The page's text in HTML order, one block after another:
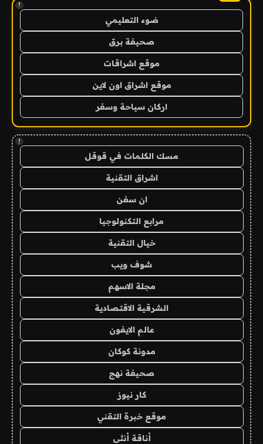
!
ضوء التعليمي
صحيفة برق
موقع اشراقات
موقع اشراق اون لاين
اركان سياحة وسفر
!
مسك الكلمات في قوقل
اشراق التقنية
ان سفن
مرابع التكنولوجيا
خيال التقنية
شوف ويب
مجلة الاسهم
الشرقية الاقتصادية
عالم الايفون
مدونة كوكان
صحيفة نهج
كار نيوز
موقع خبرة التقني
أناقة أنثى